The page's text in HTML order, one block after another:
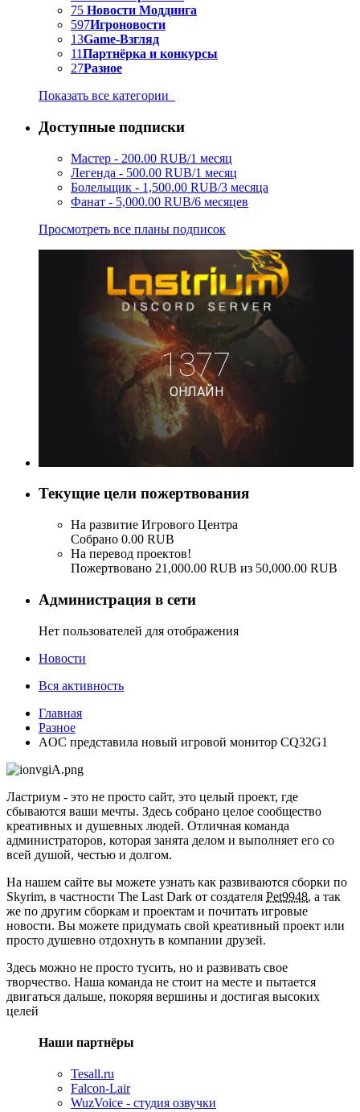
75 Новости Моддинга
597Игроновости
13Game-Взгляд
11Партнёрка и конкурсы
27Разное
Показать все категории
Доступные подписки
Мастер - 200.00 RUB/1 месяц
Легенда - 500.00 RUB/1 месяц
Болельщик - 1,500.00 RUB/3 месяца
Фанат - 5,000.00 RUB/6 месяцев
Просмотреть все планы подписок
Текущие цели пожертвования
На развитие Игрового Центра
Собрано 0.00 RUB
На перевод проектов!
Пожертвовано 21,000.00 RUB из 50,000.00 RUB
Администрация в сети
Нет пользователей для отображения
Новости
Вся активность
Главная
Разное
AOC представила новый игровой монитор CQ32G1
Ластриум - это не просто сайт, это целый проект, где
сбываются ваши мечты. Здесь собрано целое сообщество
креативных и душевных людей. Отличная команда
администраторов, которая занята делом и выполняет его со
всей душой, честью и долгом.
На нашем сайте вы можете узнать как развиваются сборки по
Skyrim, в частности The Last Dark от создателя Pet9948, а так
же по другим сборкам и проектам и почитать игровые
новости. Вы можете придумать свой креативный проект или
просто душевно отдохнуть в компании друзей.
Здесь можно не просто тусить, но и развивать свое
творчество. Наша команда не стоит на месте и пытается
двигаться дальше, покоряя вершины и достигая высоких
целей
Наши партнёры
Tesall.ru
Falcon-Lair
WuzVoice - студия озвучки